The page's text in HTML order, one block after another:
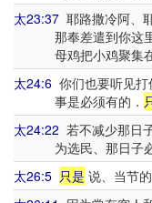
太23:37 耶路撒冷阿、
那奉差遣到你这
母鸡把小鸡聚集
太24:6 你们也要听见
事是必须有的．
太24:22 若不减少那日
为选民、那日子
太26:5 只是 说、当节